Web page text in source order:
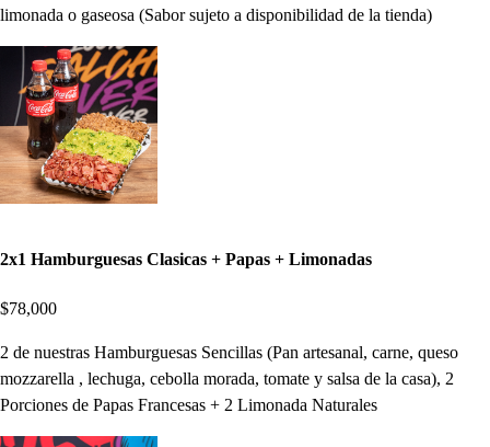
limonada o gaseosa (Sabor sujeto a disponibilidad de la tienda)
2x1 Hamburguesas Clasicas + Papas + Limonadas
$78,000
2 de nuestras Hamburguesas Sencillas (Pan artesanal, carne, queso
mozzarella , lechuga, cebolla morada, tomate y salsa de la casa), 2
Porciones de Papas Francesas + 2 Limonada Naturales